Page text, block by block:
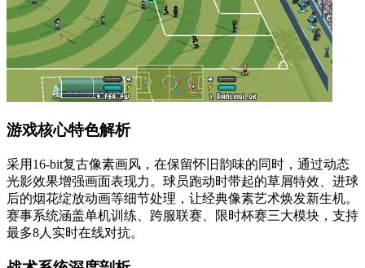
游戏核心特色解析
采用16-bit复古像素画风，在保留怀旧韵味的同时，通过动态
光影效果增强画面表现力。球员跑动时带起的草屑特效、进球
后的烟花绽放动画等细节处理，让经典像素艺术焕发新生机。
赛事系统涵盖单机训练、跨服联赛、限时杯赛三大模块，支持
最多8人实时在线对抗。